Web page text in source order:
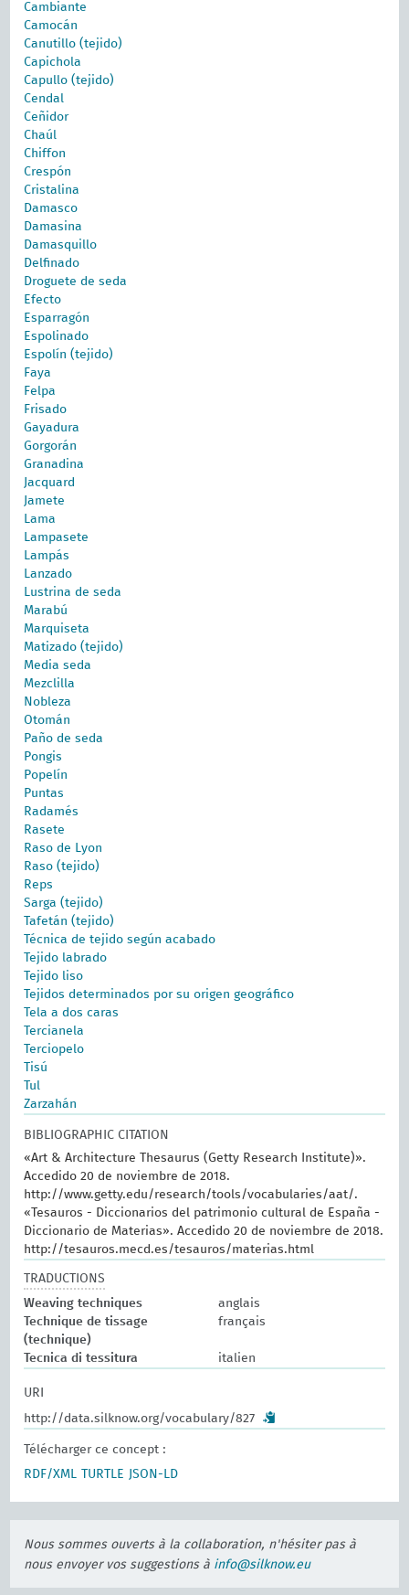
Cambiante
Camocán
Canutillo (tejido)
Capichola
Capullo (tejido)
Cendal
Ceñidor
Chaúl
Chiffon
Crespón
Cristalina
Damasco
Damasina
Damasquillo
Delfinado
Droguete de seda
Efecto
Esparragón
Espolinado
Espolín (tejido)
Faya
Felpa
Frisado
Gayadura
Gorgorán
Granadina
Jacquard
Jamete
Lama
Lampasete
Lampás
Lanzado
Lustrina de seda
Marabú
Marquiseta
Matizado (tejido)
Media seda
Mezclilla
Nobleza
Otomán
Paño de seda
Pongis
Popelín
Puntas
Radamés
Rasete
Raso de Lyon
Raso (tejido)
Reps
Sarga (tejido)
Tafetán (tejido)
Técnica de tejido según acabado
Tejido labrado
Tejido liso
Tejidos determinados por su origen geográfico
Tela a dos caras
Tercianela
Terciopelo
Tisú
Tul
Zarzahán
BIBLIOGRAPHIC CITATION
«Art & Architecture Thesaurus (Getty Research Institute)».
Accedido 20 de noviembre de 2018.
http://www.getty.edu/research/tools/vocabularies/aat/.
«Tesauros - Diccionarios del patrimonio cultural de España -
Diccionario de Materias». Accedido 20 de noviembre de 2018.
http://tesauros.mecd.es/tesauros/materias.html
TRADUCTIONS
Weaving techniques
anglais
Technique de tissage
(technique)
français
Tecnica di tessitura italien
URI
http://data.silknow.org/vocabulary/827
Télécharger ce concept :
RDF/XML
TURTLE JSON-LD
Nous sommes ouverts à la collaboration, n'hésiter pas à
nous envoyer vos suggestions à info@silknow.eu